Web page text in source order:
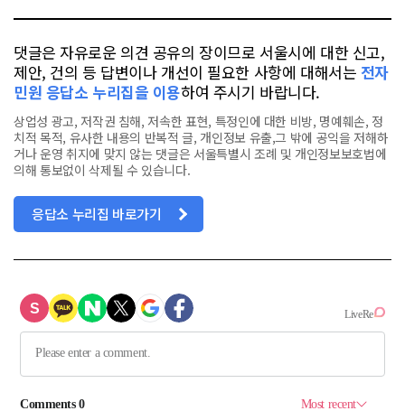
댓글은 자유로운 의견 공유의 장이므로 서울시에 대한 신고,
제안, 건의 등 답변이나 개선이 필요한 사항에 대해서는 전자
민원 응답소 누리집을 이용하여 주시기 바랍니다.
상업성 광고, 저작권 침해, 저속한 표현, 특정인에 대한 비방, 명예훼손, 정
치적 목적, 유사한 내용의 반복적 글, 개인정보 유출,그 밖에 공익을 저해하
거나 운영 취지에 맞지 않는 댓글은 서울특별시 조례 및 개인정보보호법에
의해 통보없이 삭제될 수 있습니다.
응답소 누리집 바로가기